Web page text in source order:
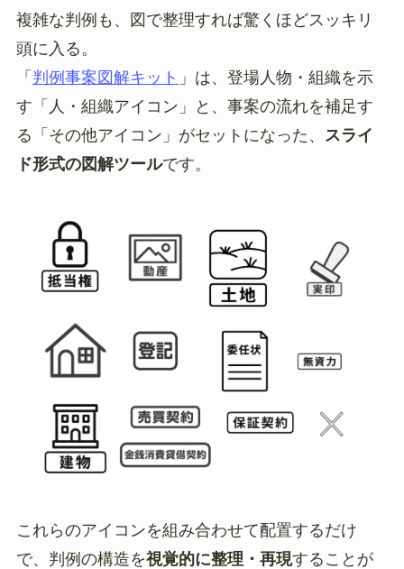
複雑な判例も、図で整理すれば驚くほどスッキリ
頭に入る。
「 判例事案図解キット 」は、登場人物・組織を示
す「人・組織アイコン」と、事案の流れを補足す
る「その他アイコン」がセットになった、
スライ
ド形式の図解ツールです。
これらのアイコンを組み合わせて配置するだけ
で、判例の構造を視覚的に整理・再現することが